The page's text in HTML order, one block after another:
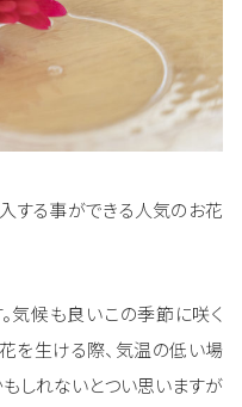
する事ができる人気のお花
気候も良いこの季節に咲く
を生ける際、気温の低い場
しれないとつい思いますが